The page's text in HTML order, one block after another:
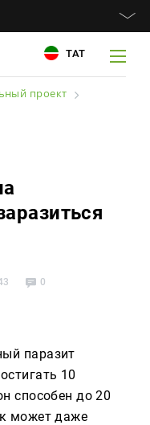
ТАТ
проект
0
паразит
10
способен до 20
может даже